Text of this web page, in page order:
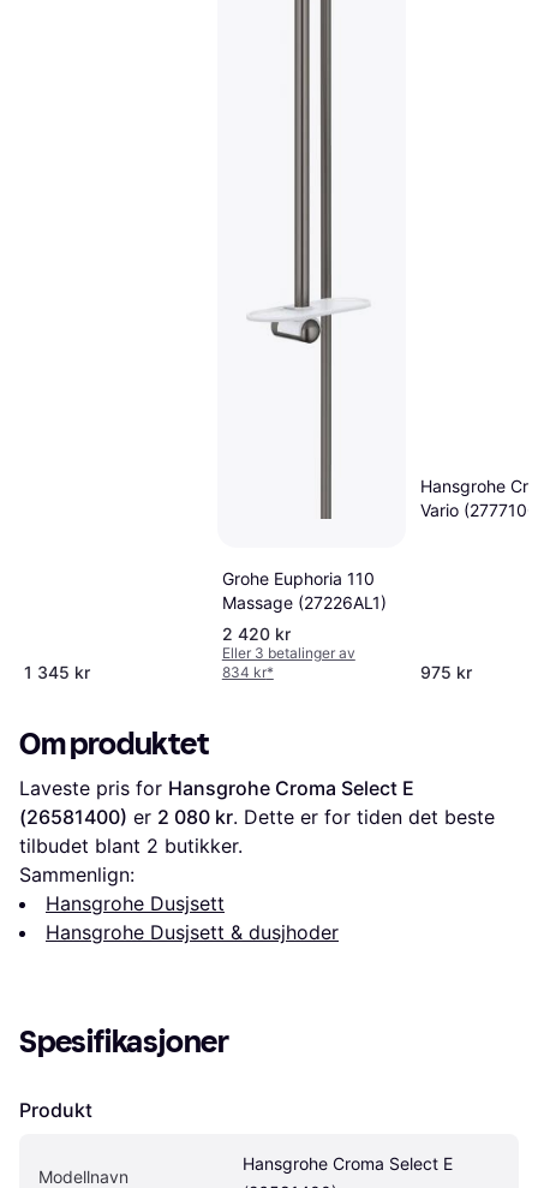
1 345 kr
Grohe Euphoria 110
Massage (27226AL1)
2 420 kr
Eller 3 betalinger av
834 kr*
Hansgrohe
Vario
975 kr
Om produktet
Laveste pris for Hansgrohe Croma Select E
(26581400) er 2 080 kr. Dette er for tiden det beste
tilbudet blant 2 butikker.
Sammenlign:
Hansgrohe Dusjsett
Hansgrohe Dusjsett & dusjhoder
Spesifikasjoner
Produkt
Modellnavn
Hansgrohe Croma Select E